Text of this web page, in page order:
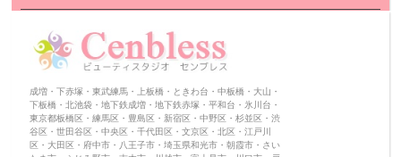
成増・下赤塚・東武練馬・上板橋・ときわ台・中板橋・大山・
下板橋・北池袋・地下鉄成増・地下鉄赤塚・平和台・氷川台・
東京都板橋区・練馬区・豊島区・新宿区・中野区・杉並区・渋
谷区・世田谷区・中央区・千代田区・文京区・北区・江戸川
区・大田区・府中市・八王子市・埼玉県和光市・朝霞市・さい